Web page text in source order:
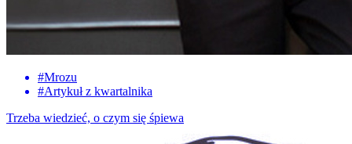
#Mrozu
#Artykuł z kwartalnika
Trzeba wiedzieć, o czym się śpiewa